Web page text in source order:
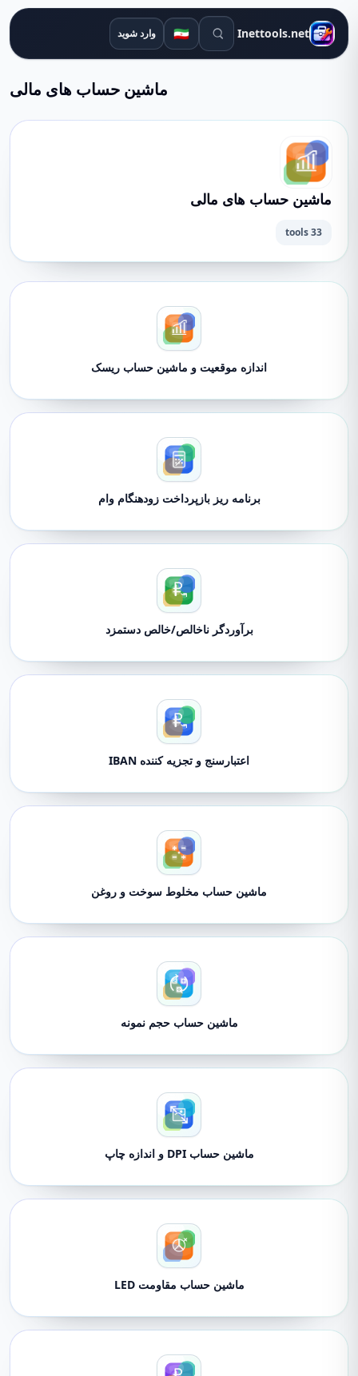
Inettools.net ابزارهای جستجو
🇮🇷 وارد شوید
ماشین حساب های مالی
ماشین حساب های مالی
33 tools
اندازه موقعیت و ماشین حساب ریسک
برنامه ریز بازپرداخت زودهنگام وام
برآوردگر ناخالص/خالص دستمزد
اعتبارسنج و تجزیه کننده IBAN
ماشین حساب مخلوط سوخت و روغن
ماشین حساب حجم نمونه
ماشین حساب DPI و اندازه چاپ
ماشین حساب مقاومت LED